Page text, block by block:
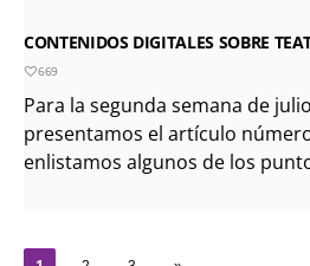
CONTENIDOS DIGITALES SOBRE
669
Para la segunda semana de
presentamos el artículo
enlistamos algunos de los